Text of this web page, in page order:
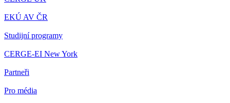
EKÚ AV ČR
Studijní programy
CERGE-EI New York
Partneři
Pro média